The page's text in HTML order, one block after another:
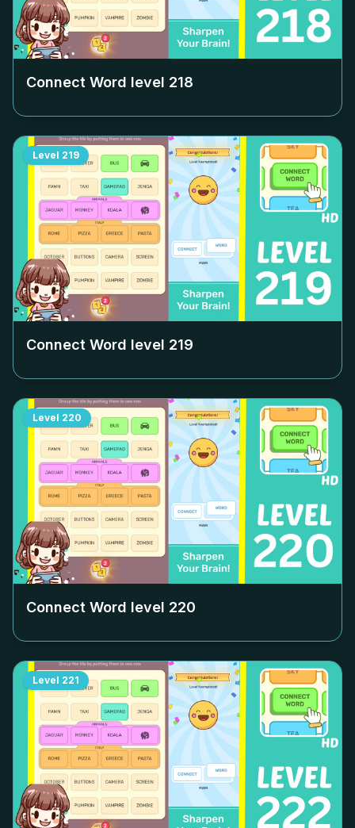
Connect Word level 218
Level 219
Connect Word level 219
Level 220
Connect Word level 220
Level 221